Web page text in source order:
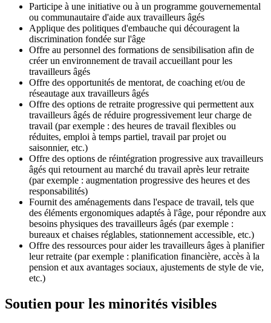
Participe à une initiative ou à un programme gouvernemental
ou communautaire d'aide aux travailleurs âgés
Applique des politiques d'embauche qui découragent la
discrimination fondée sur l'âge
Offre au personnel des formations de sensibilisation afin de
créer un environnement de travail accueillant pour les
travailleurs âgés
Offre des opportunités de mentorat, de coaching et/ou de
réseautage aux travailleurs âgés
Offre des options de retraite progressive qui permettent aux
travailleurs âgés de réduire progressivement leur charge de
travail (par exemple : des heures de travail flexibles ou
réduites, emploi à temps partiel, travail par projet ou
saisonnier, etc.)
Offre des options de réintégration progressive aux travailleurs
âgés qui retournent au marché du travail après leur retraite
(par exemple : augmentation progressive des heures et des
responsabilités)
Fournit des aménagements dans l'espace de travail, tels que
des éléments ergonomiques adaptés à l'âge, pour répondre aux
besoins physiques des travailleurs âgés (par exemple :
bureaux et chaises réglables, stationnement accessible, etc.)
Offre des ressources pour aider les travailleurs âges à planifier
leur retraite (par exemple : planification financière, accès à la
pension et aux avantages sociaux, ajustements de style de vie,
etc.)
Soutien pour les minorités visibles